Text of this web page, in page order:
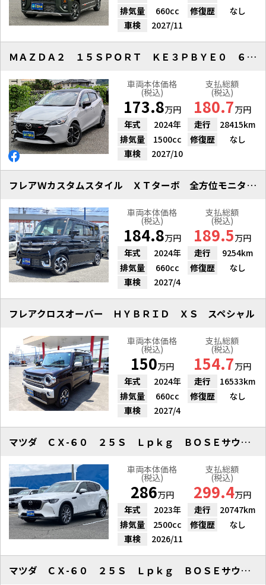
排気量
660cc 修復歴
なし
車検
2027/11
ＭＡＺＤＡ２ １５ＳＰＯＲＴ ＫＥ３ＰＢＹＥ０ ６速ＭＴ ３６０°ビュー
車両本体価格
(税込)
173.8万円
支払総額
(税込)
180.7万円
年式
2024年 走行
28415km
排気量
1500cc 修復歴
なし
車検
2027/10
フレアＷカスタムスタイル ＸＴターボ 全方位モニター付９型ナビ
車両本体価格
(税込)
184.8万円
支払総額
(税込)
189.5万円
年式
2024年 走行
9254km
排気量
660cc 修復歴
なし
車検
2027/4
フレアクロスオーバー ＨＹＢＲＩＤ ＸＳ スペシャル
車両本体価格
(税込)
150万円
支払総額
(税込)
154.7万円
年式
2024年 走行
16533km
排気量
660cc 修復歴
なし
車検
2027/4
マツダ ＣＸ-６０ ２５Ｓ Ｌｐｋｇ ＢＯＳＥサウンド レザーシート
車両本体価格
(税込)
286万円
支払総額
(税込)
299.4万円
年式
2023年 走行
20747km
排気量
2500cc 修復歴
なし
車検
2026/11
マツダ ＣＸ-６０ ２５Ｓ Ｌｐｋｇ ＢＯＳＥサウンド レザーシート